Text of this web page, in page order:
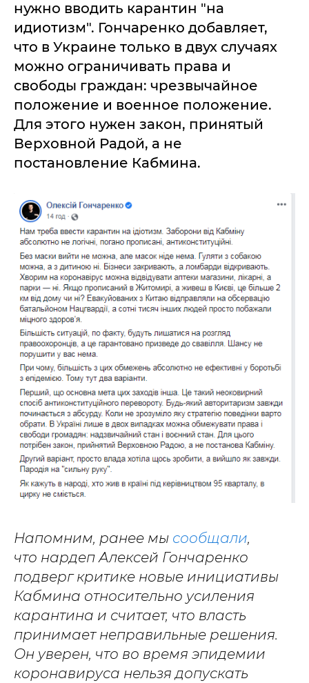
нужно вводить карантин "на
идиотизм". Гончаренко добавляет,
что в Украине только в двух случаях
можно ограничивать права и
свободы граждан: чрезвычайное
положение и военное положение.
Для этого нужен закон, принятый
Верховной Радой, а не
постановление Кабмина.
Напомним, ранее мы сообщали,
что нардеп Алексей Гончаренко
подверг критике новые инициативы
Кабмина относительно усиления
карантина и считает, что власть
принимает неправильные решения.
Он уверен, что во время эпидемии
коронавируса нельзя допускать